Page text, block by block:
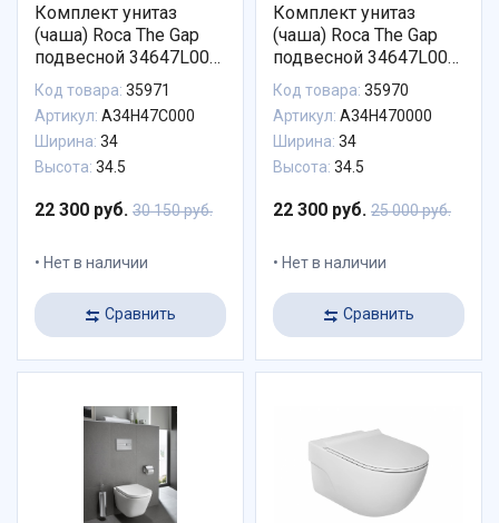
Комплект унитаз
(чаша) Roca The Gap
подвесной 34647L000
безободковый +
Крышка для чаши
Roca The Gap Soft
Close 801472004 с
микролифтом
Код товара: 35971
Артикул: A34H47C000
Ширина: 34
Высота: 34.5
22 300 руб. 30 150 руб.
Нет в наличии
Сравнить
Комплект унитаз
(чаша) Roca The Gap
подвесной 34647L000
безободковый +
крышка для чаши
Roca The Gap
801472001 Soft
Код товара: 35970
Артикул: A34H470000
Ширина: 34
Высота: 34.5
22 300 руб. 25 000 руб.
Нет в наличии
Сравнить